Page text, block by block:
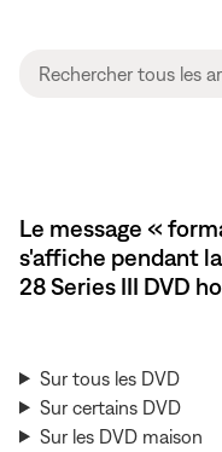
Le message «
s'affiche pendant
28 Series III DVD
Sur tous les DVD
Sur certains DVD
Sur les DVD maison